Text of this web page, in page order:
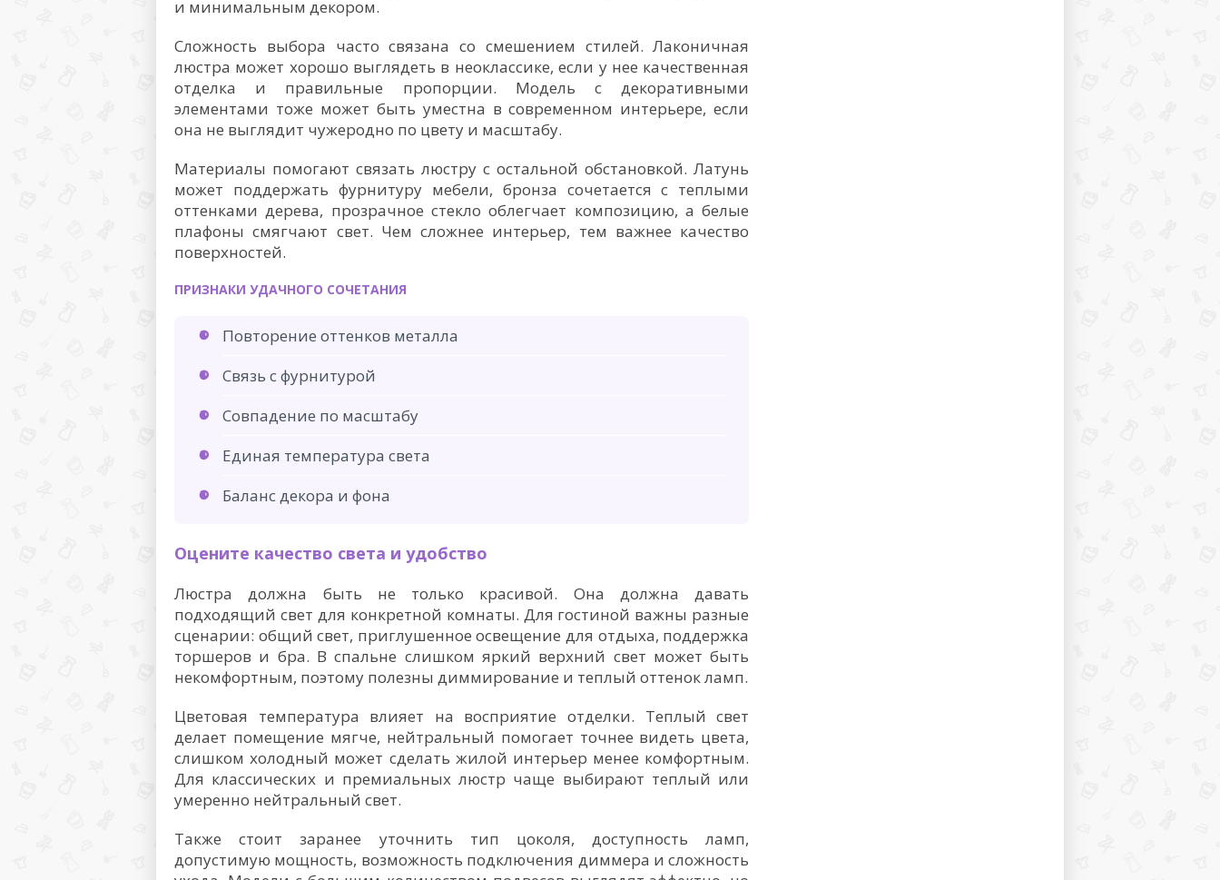
и минимальным декором.
Сложность выбора часто связана со смешением стилей. Лаконичная
люстра может хорошо выглядеть в неоклассике, если у нее качественная
отделка и правильные пропорции. Модель с декоративными
элементами тоже может быть уместна в современном интерьере, если
она не выглядит чужеродно по цвету и масштабу.
Материалы помогают связать люстру с остальной обстановкой. Латунь
может поддержать фурнитуру мебели, бронза сочетается с теплыми
оттенками дерева, прозрачное стекло облегчает композицию, а белые
плафоны смягчают свет. Чем сложнее интерьер, тем важнее качество
поверхностей.
ПРИЗНАКИ УДАЧНОГО СОЧЕТАНИЯ
Повторение оттенков металла
Связь с фурнитурой
Совпадение по масштабу
Единая температура света
Баланс декора и фона
Оцените качество света и удобство
Люстра должна быть не только красивой. Она должна давать
подходящий свет для конкретной комнаты. Для гостиной важны разные
сценарии: общий свет, приглушенное освещение для отдыха, поддержка
торшеров и бра. В спальне слишком яркий верхний свет может быть
некомфортным, поэтому полезны диммирование и теплый оттенок ламп.
Цветовая температура влияет на восприятие отделки. Теплый свет
делает помещение мягче, нейтральный помогает точнее видеть цвета,
слишком холодный может сделать жилой интерьер менее комфортным.
Для классических и премиальных люстр чаще выбирают теплый или
умеренно нейтральный свет.
Также стоит заранее уточнить тип цоколя, доступность ламп,
допустимую мощность, возможность подключения диммера и сложность